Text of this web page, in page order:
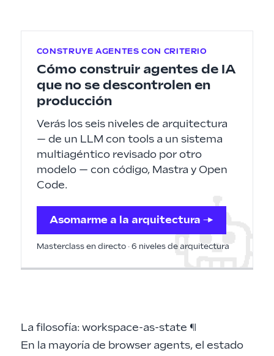
CONSTRUYE AGENTES CON CRITERIO
Cómo construir agentes de IA
que no se descontrolen en
producción
Verás los seis niveles de arquitectura
— de un LLM con tools a un sistema
multiagéntico revisado por otro
modelo — con código, Mastra y Open
Code.
Asomarme a la arquitectura →
Masterclass en directo · 6 niveles de arquitectura
La filosofía: workspace-as-state ¶
En la mayoría de browser agents, el estado